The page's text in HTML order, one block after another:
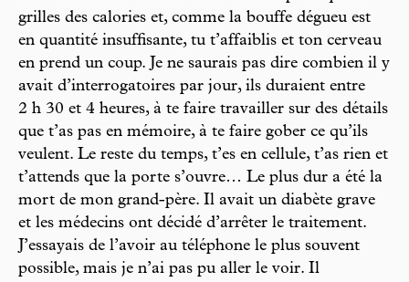
grilles des calories et, comme la bouffe dégueu est
en quantité insuffisante, tu t’affaiblis et ton cerveau
en prend un coup. Je ne saurais pas dire combien il y
avait d’interrogatoires par jour, ils duraient entre
2 h 30 et 4 heures, à te faire travailler sur des détails
que t’as pas en mémoire, à te faire gober ce qu’ils
veulent. Le reste du temps, t’es en cellule, t’as rien et
t’attends que la porte s’ouvre… Le plus dur a été la
mort de mon grand-père. Il avait un diabète grave
et les médecins ont décidé d’arrêter le traitement.
J’essayais de l’avoir au téléphone le plus souvent
possible, mais je n’ai pas pu aller le voir. Il